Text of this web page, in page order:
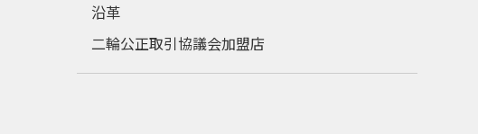
沿革
二輪公正取引協議会加盟店